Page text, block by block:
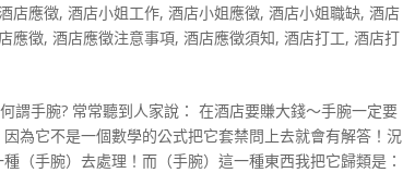
店應徵,酒店小姐工作,酒店小姐應徵,酒店小姐職缺,酒店
應徵,酒店應徵注意事項,酒店應徵須知,酒店打工,酒店打
謂手腕? 常常聽到人家說： 在酒店要賺大錢～手腕一定要
為它不是一個數學的公式把它套禁問上去就會有解答！況
（手腕）去處理！而（手腕）這一種東西我把它歸類是：